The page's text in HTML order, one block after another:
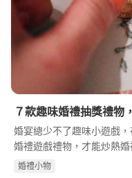
７款趣味婚禮抽獎禮物
婚宴總少不了趣味小遊戲
婚禮遊戲禮物，才能炒熱
吧！1. 造型沐浴乳、竹籃
婚禮⼩物